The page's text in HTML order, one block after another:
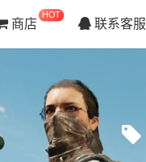
商店
HOT
联系客服